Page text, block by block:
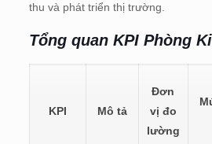
thu và phát triển thị trường.
Tổng quan KPI Phòng
KPI Mô tả
Đơn
vị đo
lường